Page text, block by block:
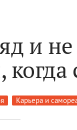
и
когда
Карьера и